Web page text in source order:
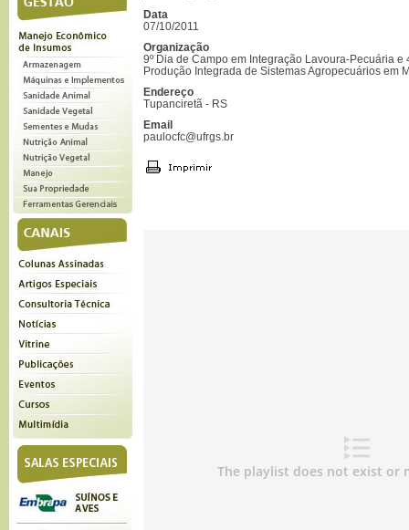
Data
07/10/2011
Organização
9º Dia de Campo em Integração Lavoura-Pecuária e
Produção Integrada de Sistemas Agropecuários em
Endereço
Tupanciretã - RS
Email
paulocfc@ufrgs.br